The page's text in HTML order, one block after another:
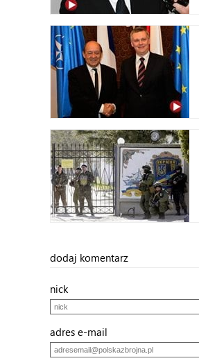
dodaj komentarz
nick
adres e-mail